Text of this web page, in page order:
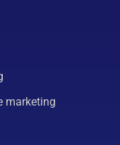
marketing